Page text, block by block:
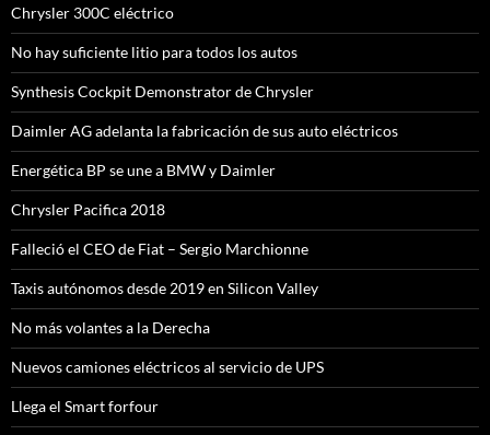
Chrysler 300C eléctrico
No hay suficiente litio para todos los autos
Synthesis Cockpit Demonstrator de Chrysler
Daimler AG adelanta la fabricación de sus auto eléctricos
Energética BP se une a BMW y Daimler
Chrysler Pacifica 2018
Falleció el CEO de Fiat – Sergio Marchionne
Taxis autónomos desde 2019 en Silicon Valley
No más volantes a la Derecha
Nuevos camiones eléctricos al servicio de UPS
Llega el Smart forfour